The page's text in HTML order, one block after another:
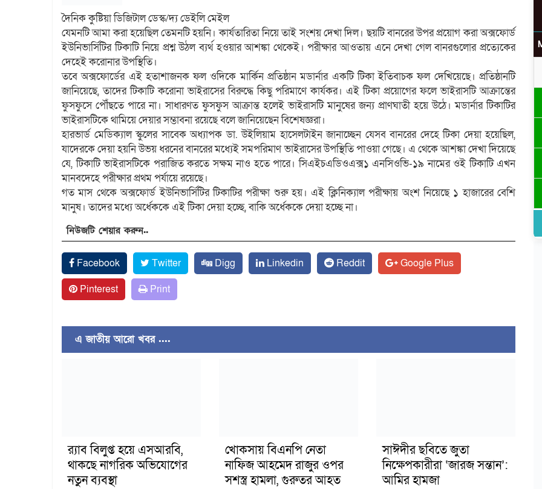
দৈনিক কুষ্টিয়া ডিজিটাল ডেস্ক/দ্য ডেইলি মেইল
যেমনটি আমা করা হয়েছিল তেমনটি হয়নি। কার্যতারিতা নিয়ে তাই সংশয় দেখা দিল। ছয়টি বানরের উপর প্রয়োগ করা অক্সফোর্ড
ইউনিভার্সিটির টিকাটি নিয়ে প্রশ্ন উঠল ব্যর্থ হওয়ার আশঙ্কা থেকেই। পরীক্ষার আওতায় এনে দেখা গেল বানরগুলোর প্রত্যেকের
দেহেই করোনার উপস্থিতি।
তবে অক্সফোর্ডের এই হতাশাজনক ফল ওদিকে মার্কিন প্রতিষ্ঠান মডার্নার একটি টিকা ইতিবাচক ফল দেখিয়েছে। প্রতিষ্ঠানটি
জানিয়েছে, তাদের টিকাটি করোনা ভাইরাসের বিরুদ্ধে কিছু পরিমাণে কার্যকর। এই টিকা প্রয়োগের ফলে ভাইরাসটি আক্রান্তের
ফুসফুসে পৌঁছতে পারে না। সাধারণত ফুসফুস আক্রান্ত হলেই ভাইরাসটি মানুষের জন্য প্রাণঘাতী হয়ে উঠে। মডার্নার টিকাটির
ভাইরাসটিকে থামিয়ে দেয়ার সম্ভাবনা রয়েছে বলে জানিয়েছেন বিশেষজ্ঞরা।
হারভার্ড মেডিক্যাল স্কুলের সাবেক অধ্যাপক ডা. উইলিয়াম হাসেলটাইন জানাচ্ছেন যেসব বানরের দেহে টিকা দেয়া হয়েছিল,
যাদেরকে দেয়া হয়নি উভয় ধরনের বানরের মধ্যেই সমপরিমাণ ভাইরাসের উপস্থিতি পাওয়া গেছে। এ থেকে আশঙ্কা দেখা দিয়েছে
যে, টিকাটি ভাইরাসটিকে পরাজিত করতে সক্ষম নাও হতে পারে। সিএইচএডিওএক্স১ এনসিওভি-১৯ নামের ওই টিকাটি এখন
মানবদেহে পরীক্ষার প্রথম পর্যায়ে রয়েছে।
গত মাস থেকে অক্সফোর্ড ইউনিভার্সিটির টিকাটির পরীক্ষা শুরু হয়। এই ক্লিনিক্যাল পরীক্ষায় অংশ নিয়েছে ১ হাজারের বেশি
মানুষ। তাদের মধ্যে অর্ধেককে এই টিকা দেয়া হচ্ছে, বাকি অর্ধেককে দেয়া হচ্ছে না।
নিউজটি শেয়ার করুন..
Facebook Twitter Digg Linkedin Reddit
Google Plus
Pinterest
Print
এ জাতীয় আরো খবর ....
র‍্যাব বিলুপ্ত হয়ে এসআরবি,
থাকছে নাগরিক অভিযোগের
নতুন ব্যবস্থা
খোকসায় বিএনপি নেতা
নাফিজ আহমেদ রাজুর ওপর
সশস্ত্র হামলা, গুরুতর আহত
সাঈদীর ছবিতে জুতা
নিক্ষেপকারীরা ‘জারজ সন্তান’:
আমির হামজা